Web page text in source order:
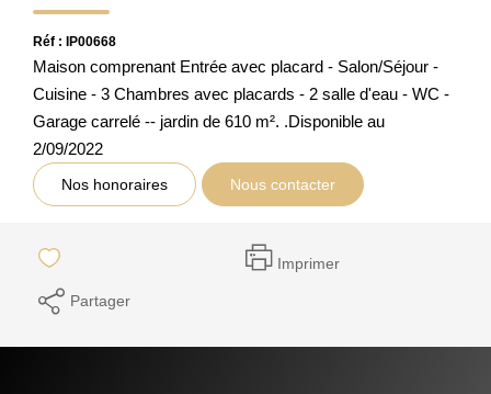
Réf : IP00668
Maison comprenant Entrée avec placard - Salon/Séjour -
Cuisine - 3 Chambres avec placards - 2 salle d'eau - WC -
Garage carrelé -- jardin de 610 m². .Disponible au
2/09/2022
Nos honoraires Nous contacter
Imprimer
Partager